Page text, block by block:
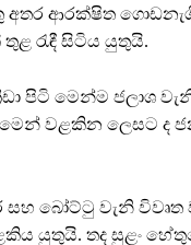
අතර ආරක්ෂිත
රැඳී සිටිය යුතුයි.
පිටි මෙන්ම ජලාශ
වළකින ලෙසට ද
සහ බෝට්ටු වැනි විවෘත
යුතුයි. තද සුළං